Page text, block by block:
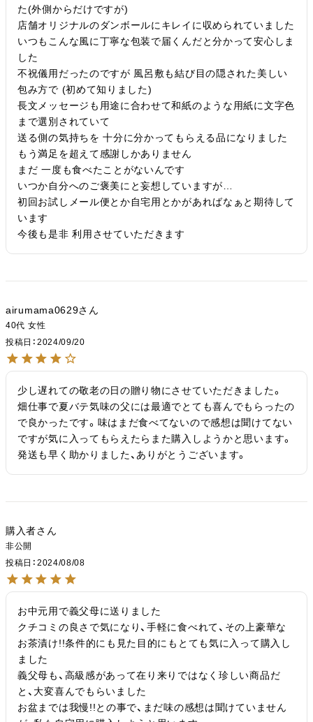
た(外側からだけですが)
店舗オリジナルのダンボールにキレイに収められていました
いつもこんな風に丁寧な包装で届くんだと分かって安心しま
した
不祝儀用だったのですが 風呂敷も結び目の隠された美しい
包み方で (初めて知りました)
長文メッセージも用途に合わせて和紙のような用紙に文字色
まで選別されていて
送る側の気持ちを 十分に分かってもらえる品になりました
もう満足を超えて感謝しかありません
まだ 一度も食べたことがないんです
いつか自分へのご褒美にと妄想していますが…
初回お試しメール便とか自宅用とかがあればなぁと期待して
います
今後も是非 利用させていただきます
airumama0629
40代 女性
投稿日
2024/09/20
少し遅れての敬老の日の贈り物にさせていただきました。
畑仕事で夏バテ気味の父には最適でとても喜んでもらったの
で良かったです。味はまだ食べてないので感想は聞けてない
ですが気に入ってもらえたらまた購入しようかと思います。
発送も早く助かりました、ありがとうございます。
購入者
非公開
投稿日
2024/08/08
お中元用で義父母に送りました
クチコミの良さで気になり、手軽に食べれて、その上豪華な
お茶漬け!!条件的にも見た目的にもとても気に入って購入し
ました
義父母も、高級感があって在り来りではなく珍しい商品だ
と、大変喜んでもらいました
お盆までは我慢!!との事で、まだ味の感想は聞けていません